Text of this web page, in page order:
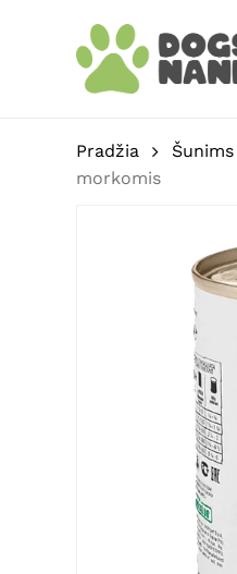
Pradžia Šunims
morkomis